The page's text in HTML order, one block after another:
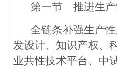
第一节 推进生产
全链条补强生产
发设计、知识产权、
业共性技术平台、中